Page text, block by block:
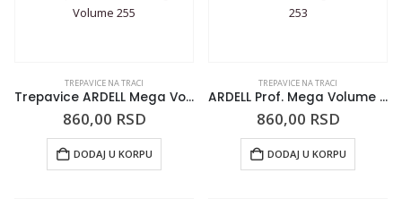
TREPAVICE NA TRACI
Trepavice ARDELL Mega Volume 255
860,00 RSD
DODAJ U KORPU
TREPAVICE NA TRACI
ARDELL Prof. Mega Volume 253
860,00 RSD
DODAJ U KORPU